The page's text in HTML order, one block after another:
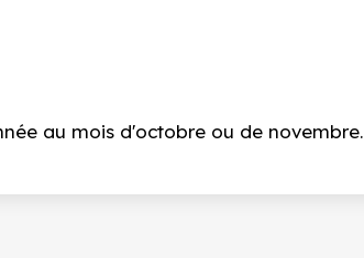
au mois d'octobre ou de novembre.